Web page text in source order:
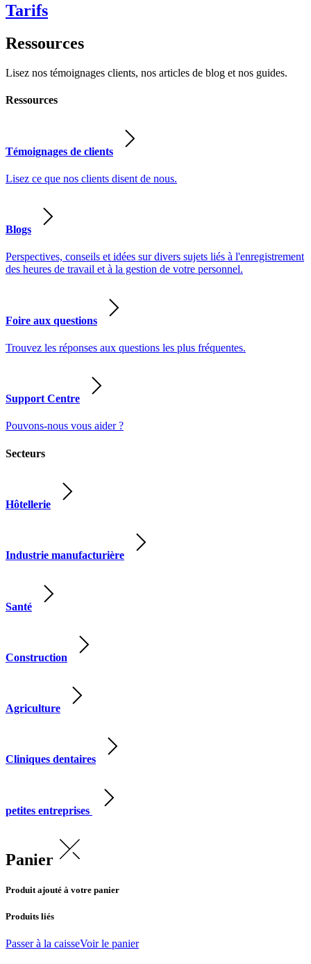
Tarifs
Ressources
Lisez nos témoignages clients, nos articles de blog et nos guides.
Ressources
Témoignages de clients
Lisez ce que nos clients disent de nous.
Blogs
Perspectives, conseils et idées sur divers sujets liés à l'enregistrement
des heures de travail et à la gestion de votre personnel.
Foire aux questions
Trouvez les réponses aux questions les plus fréquentes.
Support Centre
Pouvons-nous vous aider ?
Secteurs
Hôtellerie
Industrie manufacturière
Santé
Construction
Agriculture
Cliniques dentaires
petites entreprises
Panier
Produit ajouté à votre panier
Produits liés
Passer à la caisseVoir le panier